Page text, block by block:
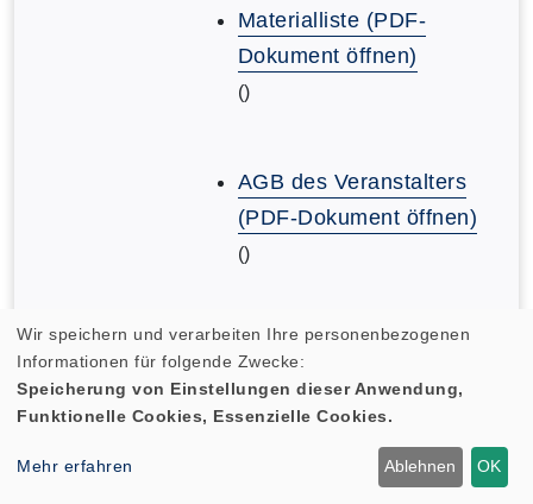
Materialliste (PDF-
Dokument öffnen)
()
AGB des Veranstalters
(PDF-Dokument öffnen)
()
AGB des Veranstalters
(PDF-Dokument öffnen)
()
Wir speichern und verarbeiten Ihre personenbezogenen
Informationen für folgende Zwecke:
Speicherung von Einstellungen dieser Anwendung,
Funktionelle Cookies, Essenzielle Cookies.
Mehr erfahren Ablehnen OK